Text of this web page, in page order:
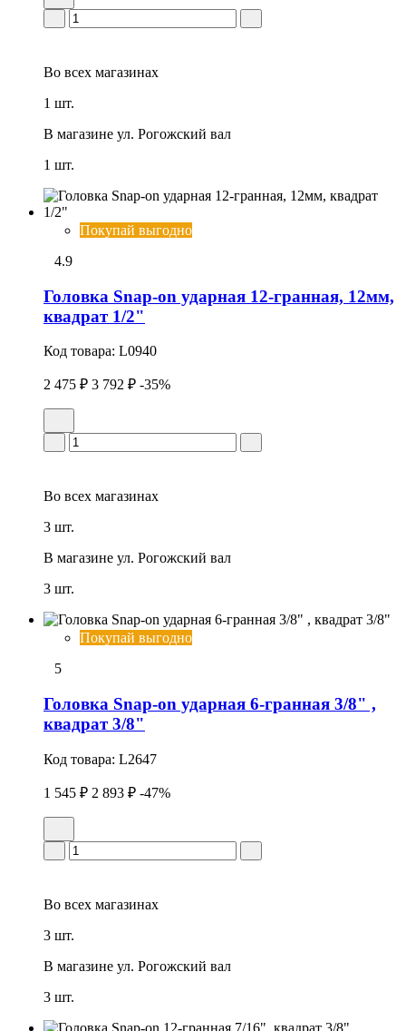
Во всех магазинах
1 шт.
В магазине ул. Рогожский вал
1 шт.
Покупай выгодно
4.9
Головка Snap-on ударная 12-гранная, 12мм,
квадрат 1/2"
Код товара: L0940
2 475 ₽ 3 792 ₽ -35%
Во всех магазинах
3 шт.
В магазине ул. Рогожский вал
3 шт.
Покупай выгодно
5
Головка Snap-on удаpная 6-гранная 3/8" ,
квадрат 3/8"
Код товара: L2647
1 545 ₽ 2 893 ₽ -47%
Во всех магазинах
3 шт.
В магазине ул. Рогожский вал
3 шт.